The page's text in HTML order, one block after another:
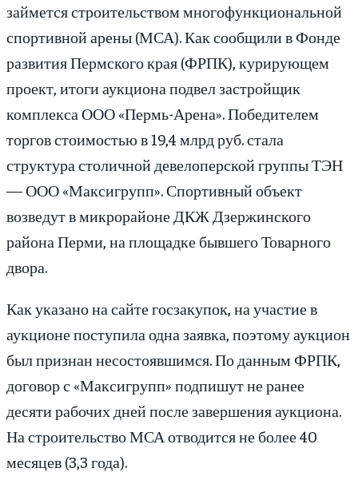
займется строительством многофункциональной
спортивной арены (МСА). Как сообщили в Фонде
развития Пермского края (ФРПК), курирующем
проект, итоги аукциона подвел застройщик
комплекса ООО «Пермь-Арена». Победителем
торгов стоимостью в 19,4 млрд руб. стала
структура столичной девелоперской группы ТЭН
— ООО «Макси­групп». Спортивный объект
возведут в микрорайоне ДКЖ Дзержинского
района Перми, на площадке бывшего Товарного
двора.
Как указано на сайте госзакупок, на участие в
аукционе поступила одна заявка, поэтому аукцион
был признан несостоявшимся. По данным ФРПК,
договор с «Максигрупп» подпишут не ранее
десяти рабочих дней после завершения аукциона.
На строительство МСА отводится не более 40
месяцев (3,3 года).